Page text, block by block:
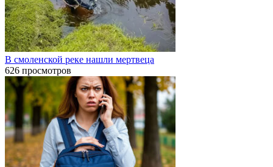
В смоленской реке нашли мертвеца
626 просмотров